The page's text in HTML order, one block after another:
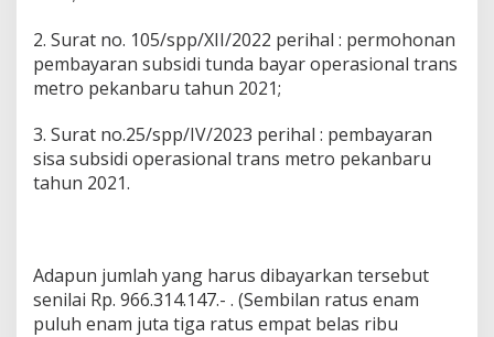
2. Surat no. 105/spp/XII/2022 perihal : permohonan
pembayaran subsidi tunda bayar operasional trans
metro pekanbaru tahun 2021;
3. Surat no.25/spp/IV/2023 perihal : pembayaran
sisa subsidi operasional trans metro pekanbaru
tahun 2021.
Adapun jumlah yang harus dibayarkan tersebut
senilai Rp. 966.314.147.- . (Sembilan ratus enam
puluh enam juta tiga ratus empat belas ribu